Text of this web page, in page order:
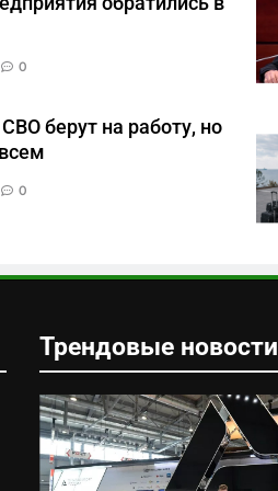
0
берут на работу, но
0
Трендовые новости